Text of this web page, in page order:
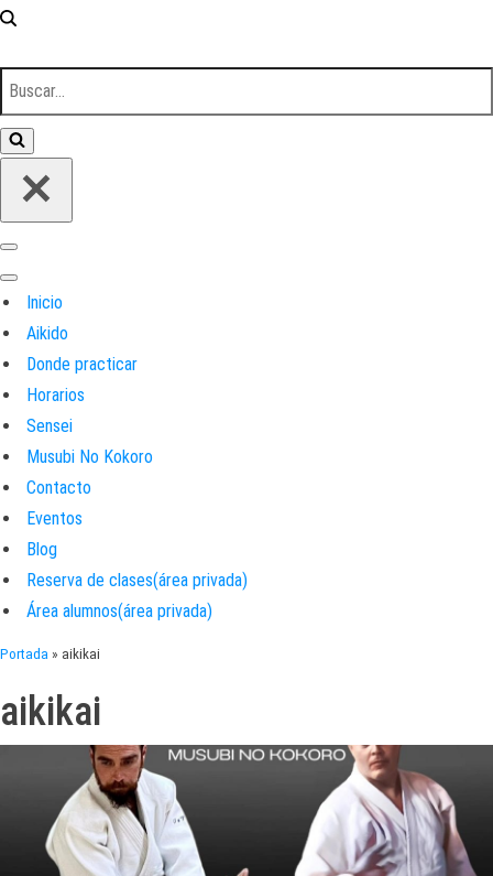
Buscar...
Menú de navegación
Menú de navegación
Inicio
Aikido
Donde practicar
Horarios
Sensei
Musubi No Kokoro
Contacto
Eventos
Blog
Reserva de clases(área privada)
Área alumnos(área privada)
Portada » aikikai
aikikai